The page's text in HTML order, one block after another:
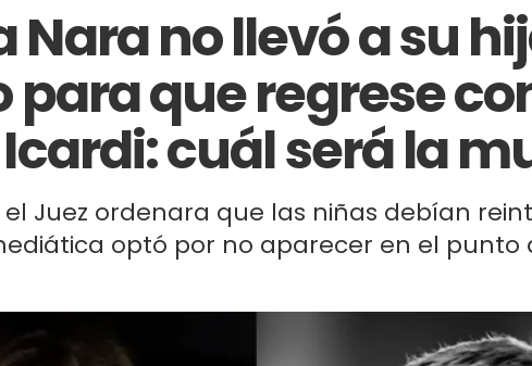
Nara no llevó a su
para que regrese
cuál será la
Juez ordenara que las niñas debían
optó por no aparecer en el punto